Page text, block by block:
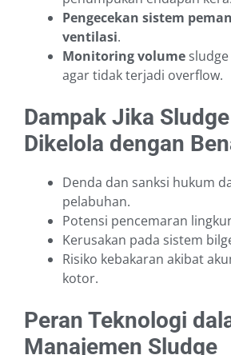
Pengecekan sistem
ventilasi.
Monitoring volume
agar tidak terjadi overflow.
Dampak Jika
Dikelola dengan
Denda dan sanksi hukum
pelabuhan.
Potensi pencemaran
Kerusakan pada sistem
Risiko kebakaran akibat
kotor.
Peran Teknologi
Manajemen Sludge